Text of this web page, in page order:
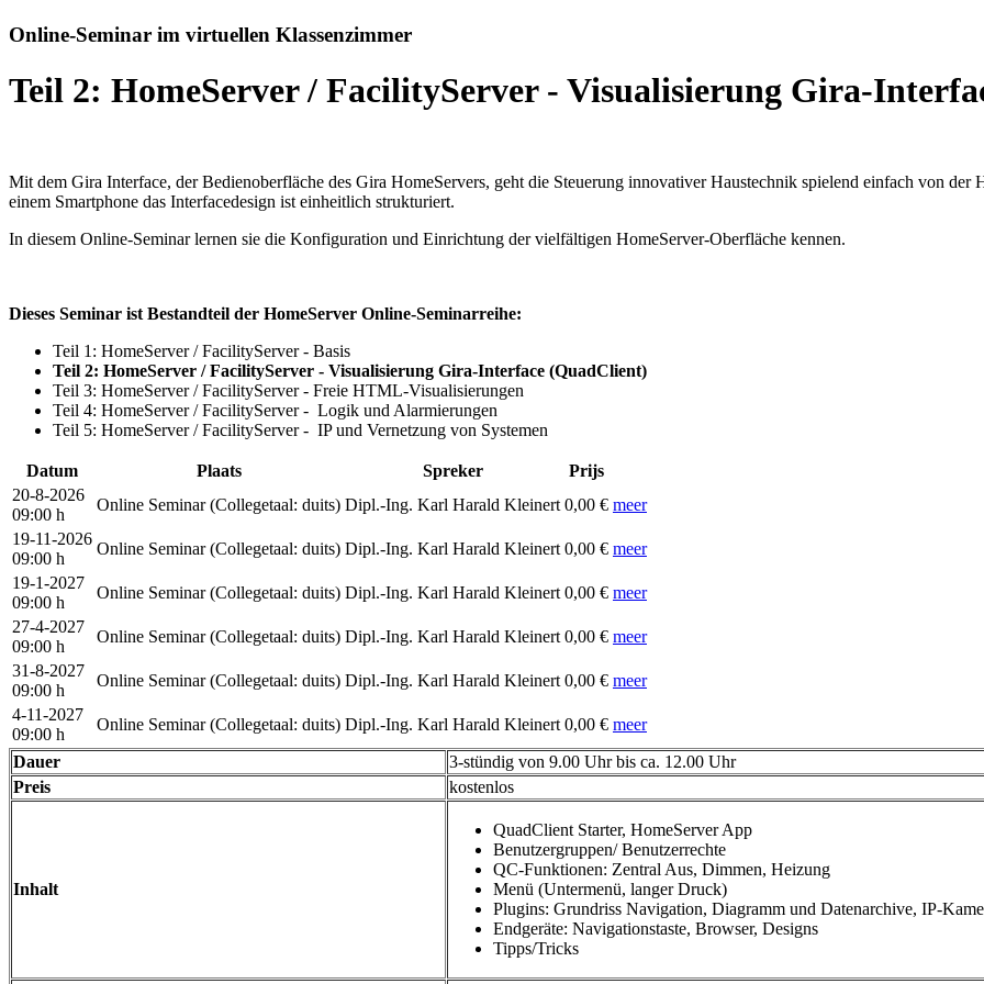
Online-Seminar im virtuellen Klassenzimmer
Teil 2: HomeServer / FacilityServer - Visualisierung Gira-
Mit dem Gira Interface, der Bedienoberfläche des Gira HomeServers, geht die Steuerung innovativer Haustechnik spielend einfach von
einem Smartphone das Interfacedesign ist einheitlich strukturiert.
In diesem Online-Seminar lernen sie die Konfiguration und Einrichtung der vielfältigen HomeServer-Oberfläche kennen.
Dieses Seminar ist Bestandteil der HomeServer Online-Seminarreihe:
Teil 1: HomeServer / FacilityServer - Basis
Teil 2: HomeServer / FacilityServer - Visualisierung Gira-Interface (QuadClient)
Teil 3: HomeServer / FacilityServer - Freie HTML-Visualisierungen
Teil 4: HomeServer / FacilityServer - Logik und Alarmierungen
Teil 5: HomeServer / FacilityServer - IP und Vernetzung von Systemen
Datum Plaats Spreker
Prijs
20-8-2026
09:00 h
Online Seminar(Collegetaal: duits) Dipl.-Ing. Karl Harald Kleinert 0,00 € meer
19-11-2026
09:00 h
Online Seminar(Collegetaal: duits) Dipl.-Ing. Karl Harald Kleinert 0,00 € meer
19-1-2027
09:00 h
Online Seminar(Collegetaal: duits) Dipl.-Ing. Karl Harald Kleinert 0,00 € meer
27-4-2027
09:00 h
Online Seminar(Collegetaal: duits) Dipl.-Ing. Karl Harald Kleinert 0,00 € meer
31-8-2027
09:00 h
Online Seminar(Collegetaal: duits) Dipl.-Ing. Karl Harald Kleinert 0,00 € meer
4-11-2027
09:00 h
Online Seminar(Collegetaal: duits) Dipl.-Ing. Karl Harald Kleinert 0,00 € meer
Dauer
3-stündig von 9.00 Uhr bis ca. 12.00 Uhr
Preis
kostenlos
Inhalt
QuadClient Starter, HomeServer App
Benutzergruppen/ Benutzerrechte
QC-Funktionen: Zentral Aus, Dimmen, Heizung
Menü (Untermenü, langer Druck)
Plugins: Grundriss Navigation, Diagramm und Datenarchive, IP-
Endgeräte: Navigationstaste, Browser, Designs
Tipps/Tricks